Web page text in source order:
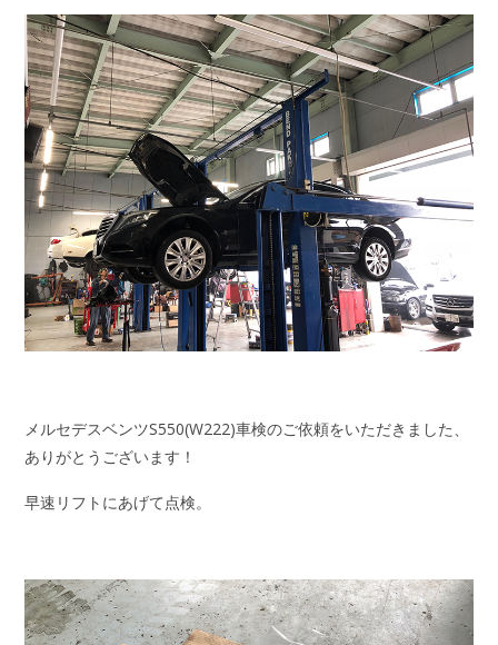
メルセデスベンツS550(W222)車検のご依頼をいただきました、
ありがとうございます！
早速リフトにあげて点検。